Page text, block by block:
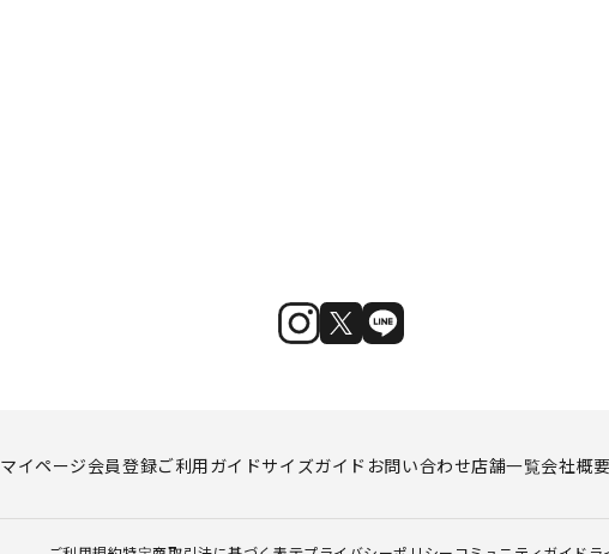
マイページ会員登録ご利用ガイドサイズガイド お問い合わせ店舗一覧会社概